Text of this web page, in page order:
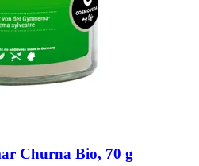
Churna Bio, 70 g